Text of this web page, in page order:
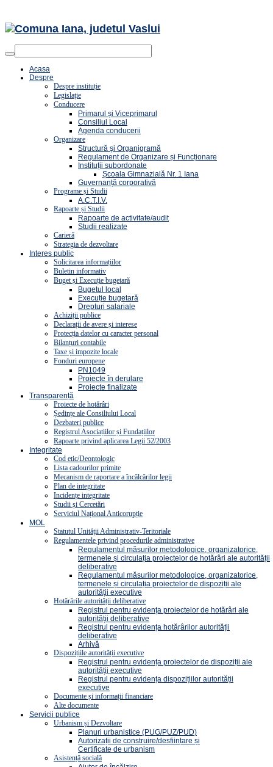
Acasa
Despre
Despre instituție
Legislație
Conducere
Primarul și Viceprimarul
Consiliul Local
Agenda conducerii
Organizare
Structură și Organigramă
Regulament de Organizare și Funcționare
Instituții subordonate
Școala Gimnazială Nr. 1 Iana
Guvernanță corporativă
Programe și Studii
A.C.T.I.V.
Rapoarte și Studii
Rapoarte de activitate/audit
Studii realizate
Carieră
Strategia de dezvoltare
Interes public
Solicitarea informațiilor
Buletin informativ
Buget și Execuție bugetară
Bugetul local
Execuție bugetară
Drepturi salariale
Achiziții publice
Declarații de avere și interese
Protecția datelor cu caracter personal
Bilanțuri contabile
Taxe și impozite locale
Fonduri europene
PN1049
Proiecte în derulare
Proiecte finalizate
Transparență
Proiecte de hotărâri
Ședințe ale Consiliului Local
Dezbateri publice
Registrul Asociațiilor și Fundațiilor
Rapoarte privind aplicarea Legii 52/2003
Integritate
Cod etic/Deontologic
Lista cadourilor primite
Mecanism de raportare a încălcărilor legii
Plan de integritate
Incidențe integritate
Studii și Cercetări
Serviciul Național Anticorupție
MOL
Statutul Unității Administrativ-Teritoriale
Regulamentele privind procedurile administrative
Regulamentul măsurilor metodologice, organizatorice,
termenele și circulația proiectelor de hotărâri ale autorității
deliberative
Regulamentul măsurilor metodologice, organizatorice,
termenele și circulația proiectelor de dispoziții ale
autorității executive
Hotărârile autorității deliberative
Registrul pentru evidenţa proiectelor de hotărâri ale
autorității deliberative
Registrul pentru evidența hotărârilor autorității
deliberative
Arhivă
Dispozițiile autorității executive
Registrul pentru evidența proiectelor de dispoziții ale
autorității executive
Registrul pentru evidența dispozițiilor autorității
executive
Documente și informații financiare
Alte documente
Servicii publice
Urbanism și Dezvoltare
Planuri urbanistice (PUG/PUZ/PUD)
Autorizații de construire/desființare și
Certificate de urbanism
Asistență socială